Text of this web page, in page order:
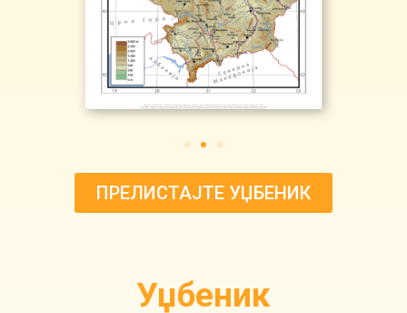
Уџбеник
ПРЕЛИСТАЈТЕ УЏБЕНИК